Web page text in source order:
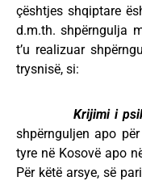
çështjes shqiptare
d.m.th. shpërngulja
t’u realizuar
trysnisë, si:
Krijimi i
shpërnguljen apo
tyre në Kosovë apo
Për këtë arsye, së